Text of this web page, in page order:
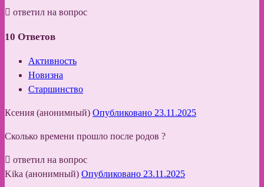
ответил на вопрос
10 Ответов
Активность
Новизна
Старшинство
Ксения (анонимный) Опубликовано 23.11.2025
Сколько времени прошло после родов ?
ответил на вопрос
Kika (анонимный) Опубликовано 23.11.2025